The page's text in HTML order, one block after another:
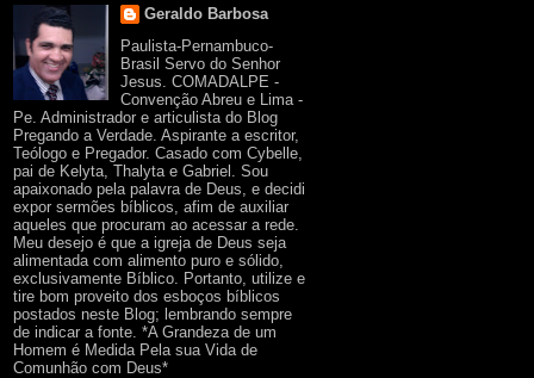
Geraldo Barbosa
Paulista-Pernambuco-
Brasil Servo do Senhor
Jesus. COMADALPE -
Convenção Abreu e Lima -
Pe. Administrador e articulista do Blog
Pregando a Verdade. Aspirante a escritor,
Teólogo e Pregador. Casado com Cybelle,
pai de Kelyta, Thalyta e Gabriel. Sou
apaixonado pela palavra de Deus, e decidi
expor sermões bíblicos, afim de auxiliar
aqueles que procuram ao acessar a rede.
Meu desejo é que a igreja de Deus seja
alimentada com alimento puro e sólido,
exclusivamente Bíblico. Portanto, utilize e
tire bom proveito dos esboços bíblicos
postados neste Blog; lembrando sempre
de indicar a fonte. *A Grandeza de um
Homem é Medida Pela sua Vida de
Comunhão com Deus*